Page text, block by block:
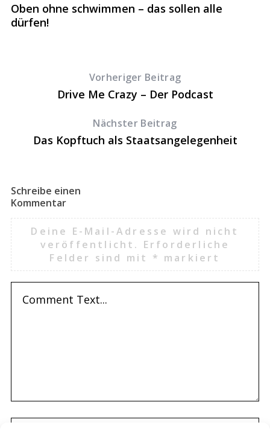
Oben ohne schwimmen – das sollen alle
dürfen!
Vorheriger Beitrag
Drive Me Crazy – Der Podcast
Nächster Beitrag
Das Kopftuch als Staatsangelegenheit
Schreibe einen
Kommentar
Deine E-Mail-Adresse wird nicht
veröffentlicht. Erforderliche
Felder sind mit * markiert